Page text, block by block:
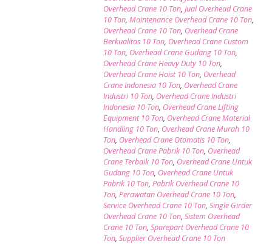
Overhead Crane 10 Ton, Jual Overhead Crane
10 Ton, Maintenance Overhead Crane 10 Ton,
Overhead Crane 10 Ton, Overhead Crane
Berkualitas 10 Ton, Overhead Crane Custom
10 Ton, Overhead Crane Gudang 10 Ton,
Overhead Crane Heavy Duty 10 Ton,
Overhead Crane Hoist 10 Ton, Overhead
Crane Indonesia 10 Ton, Overhead Crane
Industri 10 Ton, Overhead Crane Industri
Indonesia 10 Ton, Overhead Crane Lifting
Equipment 10 Ton, Overhead Crane Material
Handling 10 Ton, Overhead Crane Murah 10
Ton, Overhead Crane Otomatis 10 Ton,
Overhead Crane Pabrik 10 Ton, Overhead
Crane Terbaik 10 Ton, Overhead Crane Untuk
Gudang 10 Ton, Overhead Crane Untuk
Pabrik 10 Ton, Pabrik Overhead Crane 10
Ton, Perawatan Overhead Crane 10 Ton,
Service Overhead Crane 10 Ton, Single Girder
Overhead Crane 10 Ton, Sistem Overhead
Crane 10 Ton, Sparepart Overhead Crane 10
Ton, Supplier Overhead Crane 10 Ton